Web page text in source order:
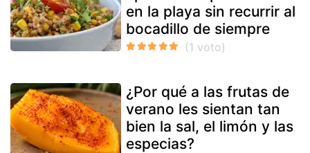
en la playa sin recurrir al
bocadillo de siempre
¿Por qué a las frutas de
verano les sientan tan
bien la sal, el limón y las
especias?